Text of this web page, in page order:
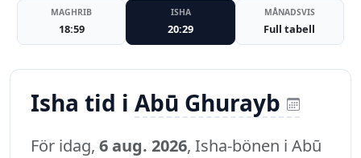
MAGHRIB
18:59
ISHA
20:29
MÅNADSVIS
Full tabell
Isha tid i Abū Ghurayb
För idag, 6 aug. 2026, Isha-bönen i Abū